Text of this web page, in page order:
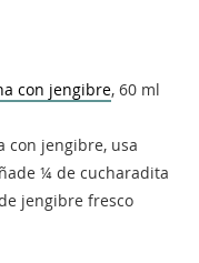
con jengibre, 60 ml
con jengibre, usa
¼ de cucharadita
jengibre fresco